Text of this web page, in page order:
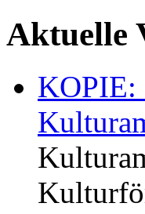
Aktuelle
KOPIE: